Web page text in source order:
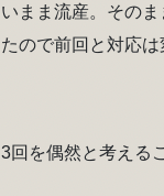
いまま流産。その
たので前回と対応は
3回を偶然と考える